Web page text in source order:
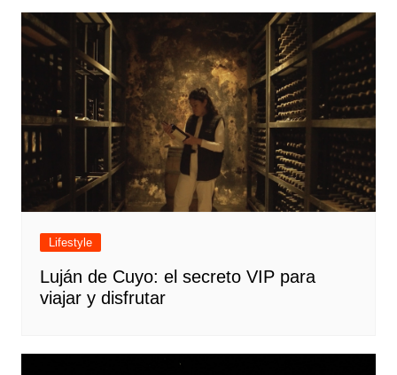
Lifestyle
Luján de Cuyo: el secreto VIP para
viajar y disfrutar